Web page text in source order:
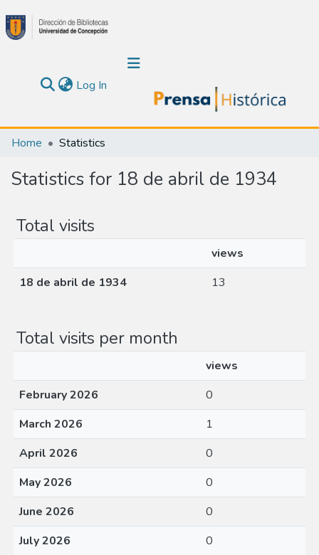
Log In(current)
Communities & Collections
About Us
All of DSpace
Home Statistics
Statistics for 18 de abril de 1934
Total visits
views
18 de abril de 1934
13
Total visits per month
views
February 2026
0
March 2026
1
April 2026
0
May 2026
0
June 2026
0
July 2026
0